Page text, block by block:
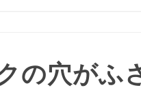
の穴がふ